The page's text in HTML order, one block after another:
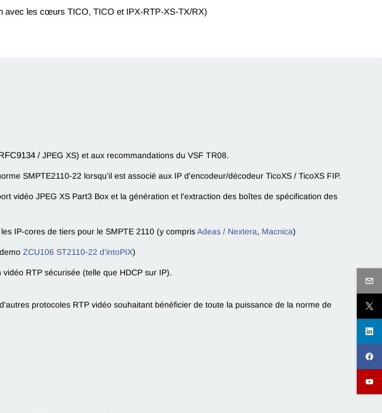
avec les cœurs TICO, TICO et IPX-RTP-XS-TX/RX)
/ JPEG XS) et aux recommandations du VSF TR08.
SMPTE2110-22 lorsqu'il est associé aux IP d'encodeur/décodeur TicoXS / TicoXS FIP.
vidéo JPEG XS Part3 Box et la génération et l'extraction des boîtes de spécification des
IP-cores de tiers pour le SMPTE 2110 (y comprisAdeas / Nextera, Macnica)
ZCU106 ST2110-22 d'intoPIX)
RTP sécurisée (telle que HDCP sur IP).
protocoles RTP vidéo souhaitant bénéficier de toute la puissance de la norme de